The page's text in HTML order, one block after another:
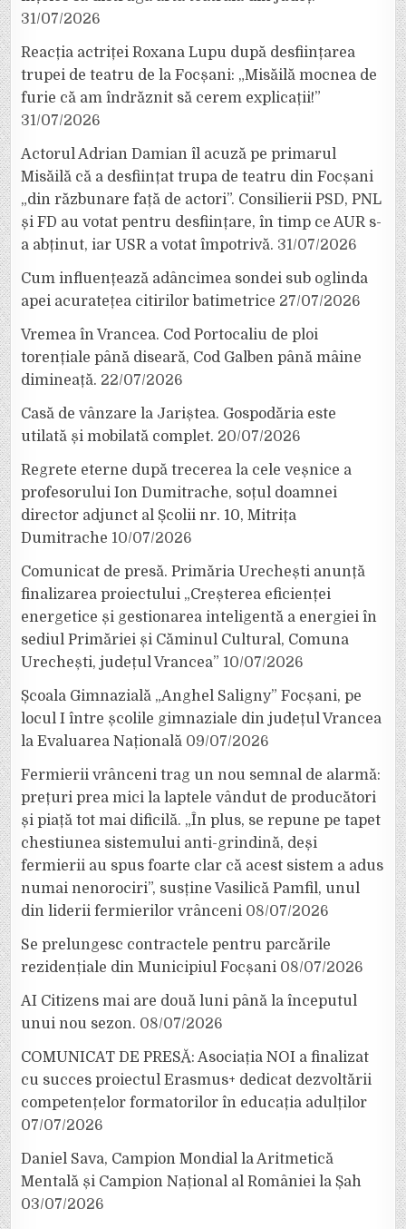
31/07/2026
Reacția actriței Roxana Lupu după desființarea
trupei de teatru de la Focșani: „Misăilă mocnea de
furie că am îndrăznit să cerem explicații!”
31/07/2026
Actorul Adrian Damian îl acuză pe primarul
Misăilă că a desființat trupa de teatru din Focșani
„din răzbunare față de actori”. Consilierii PSD, PNL
și FD au votat pentru desființare, în timp ce AUR s-
a abținut, iar USR a votat împotrivă. 31/07/2026
Cum influențează adâncimea sondei sub oglinda
apei acuratețea citirilor batimetrice 27/07/2026
Vremea în Vrancea. Cod Portocaliu de ploi
torențiale până diseară, Cod Galben până mâine
dimineață. 22/07/2026
Casă de vânzare la Jariștea. Gospodăria este
utilată și mobilată complet. 20/07/2026
Regrete eterne după trecerea la cele veșnice a
profesorului Ion Dumitrache, soțul doamnei
director adjunct al Școlii nr. 10, Mitrița
Dumitrache 10/07/2026
Comunicat de presă. Primăria Urechești anunță
finalizarea proiectului „Creșterea eficienței
energetice și gestionarea inteligentă a energiei în
sediul Primăriei și Căminul Cultural, Comuna
Urechești, județul Vrancea” 10/07/2026
Școala Gimnazială „Anghel Saligny” Focșani, pe
locul I între școlile gimnaziale din județul Vrancea
la Evaluarea Națională 09/07/2026
Fermierii vrânceni trag un nou semnal de alarmă:
prețuri prea mici la laptele vândut de producători
și piață tot mai dificilă. „În plus, se repune pe tapet
chestiunea sistemului anti-grindină, deși
fermierii au spus foarte clar că acest sistem a adus
numai nenorociri”, susține Vasilică Pamfil, unul
din liderii fermierilor vrânceni 08/07/2026
Se prelungesc contractele pentru parcările
rezidențiale din Municipiul Focșani 08/07/2026
AI Citizens mai are două luni până la începutul
unui nou sezon. 08/07/2026
COMUNICAT DE PRESĂ: Asociația NOI a finalizat
cu succes proiectul Erasmus+ dedicat dezvoltării
competențelor formatorilor în educația adulților
07/07/2026
Daniel Sava, Campion Mondial la Aritmetică
Mentală și Campion Național al României la Șah
03/07/2026